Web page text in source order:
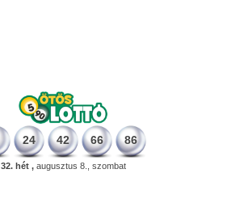
24 42 66 86
32. hét ,augusztus 8., szombat